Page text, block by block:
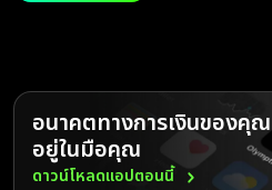
อนาคตทางการเงินของคุณ
อยู่ในมือคุณ
ดาวน์โหลดแอปตอนนี้